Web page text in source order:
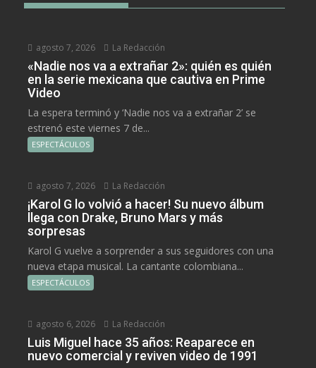
agosto 7, 2026 La Redacción
«Nadie nos va a extrañar 2»: quién es quién
en la serie mexicana que cautiva en Prime
Video
La espera terminó y ‘Nadie nos va a extrañar 2’ se
estrenó este viernes 7 de...
ESPECTÁCULOS
agosto 7, 2026 La Redacción
¡Karol G lo volvió a hacer! Su nuevo álbum
llega con Drake, Bruno Mars y más
sorpresas
Karol G vuelve a sorprender a sus seguidores con una
nueva etapa musical. La cantante colombiana...
ESPECTÁCULOS
agosto 6, 2026 La Redacción
Luis Miguel hace 35 años: Reaparece en
nuevo comercial y reviven video de 1991